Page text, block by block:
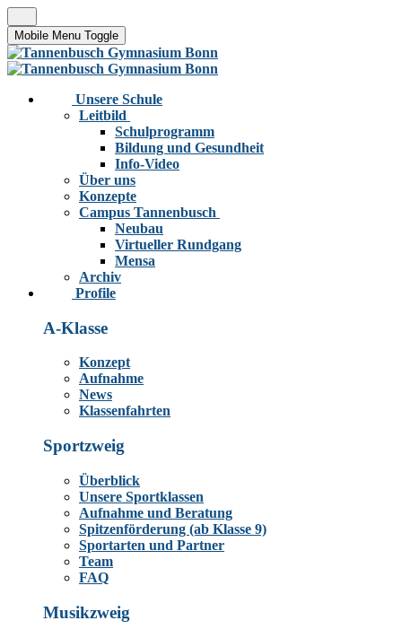
Mobile Menu Toggle
Unsere Schule
Leitbild
Schulprogramm
Bildung und Gesundheit
Info-Video
Über uns
Konzepte
Campus Tannenbusch
Neubau
Virtueller Rundgang
Mensa
Archiv
Profile
A-Klasse
Konzept
Aufnahme
News
Klassenfahrten
Sportzweig
Überblick
Unsere Sportklassen
Aufnahme und Beratung
Spitzenförderung (ab Klasse 9)
Sportarten und Partner
Team
FAQ
Musikzweig